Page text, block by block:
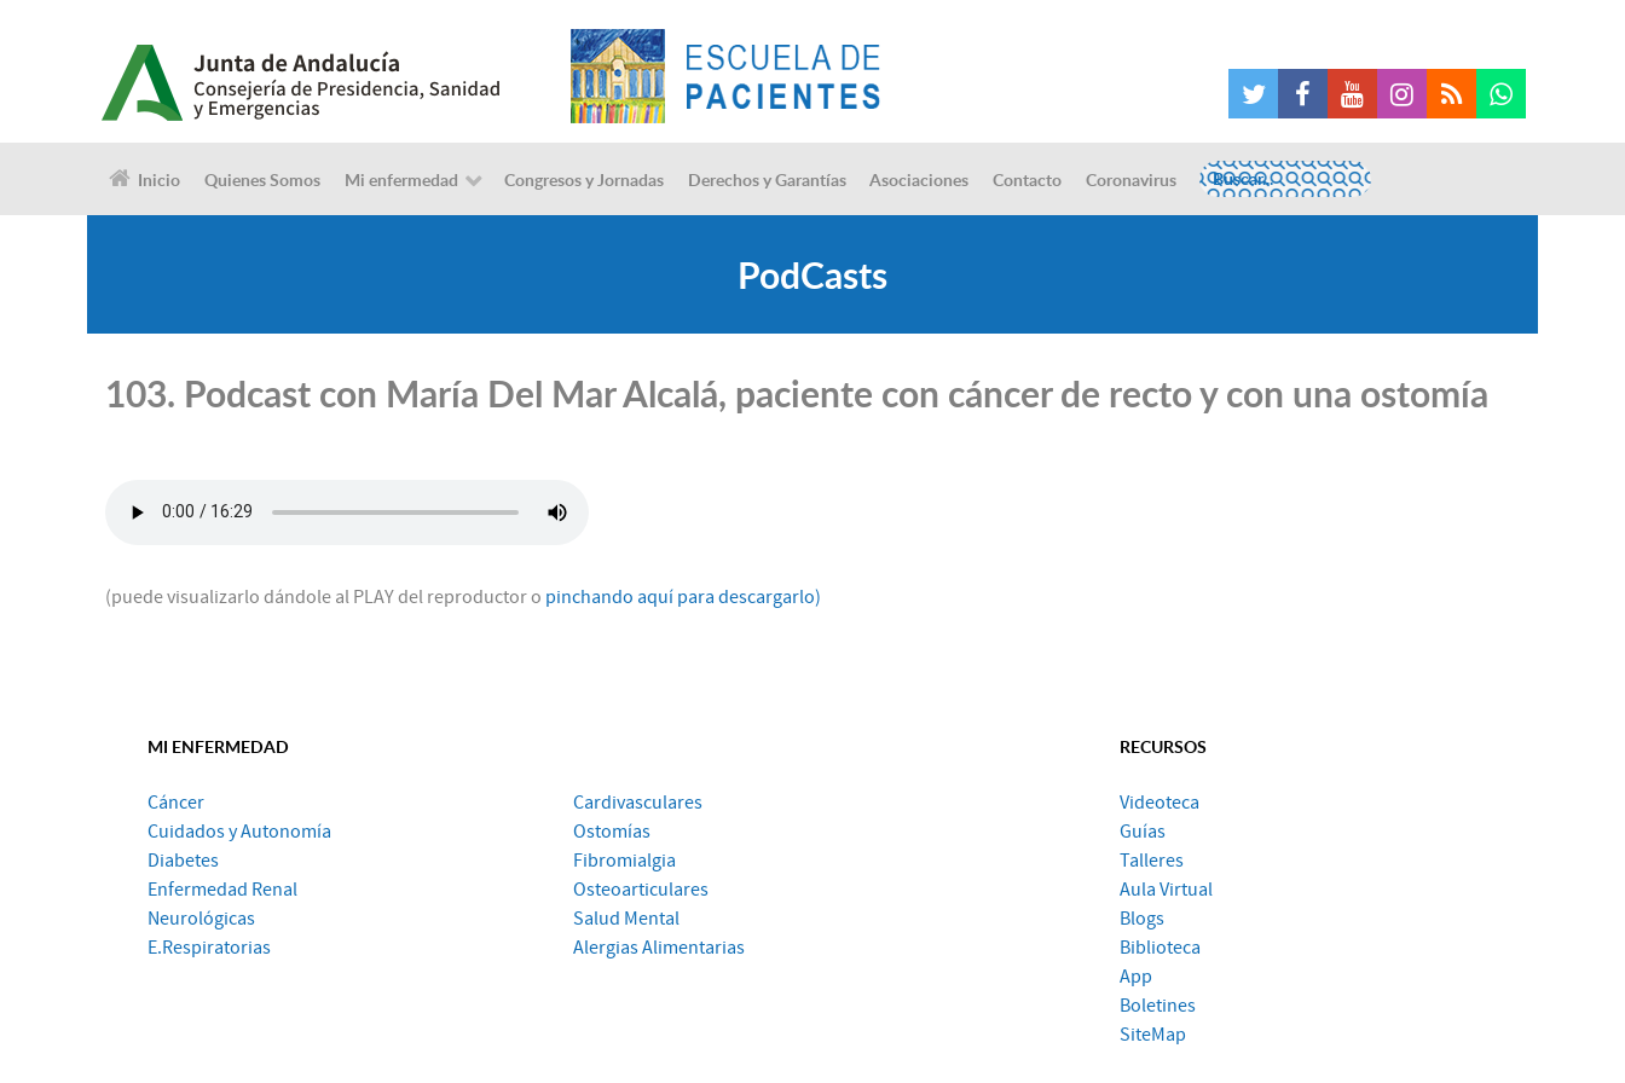
Inicio Quienes Somos Mi enfermedad Congresos y Jornadas Derechos y Garantías Asociaciones Contacto Coronavirus
PodCasts
103. Podcast con María Del Mar Alcalá, paciente con cáncer de recto y con una ostomía
(puede visualizarlo dándole al PLAY del reproductor o pinchando aquí para descargarlo)
MI ENFERMEDAD
Cáncer
Cuidados y Autonomía
Diabetes
Enfermedad Renal
Neurológicas
E.Respiratorias
Cardivasculares
Ostomías
Fibromialgia
Osteoarticulares
Salud Mental
Alergias Alimentarias
RECURSOS
Videoteca
Guías
Talleres
Aula Virtual
Blogs
Biblioteca
App
Boletines
SiteMap